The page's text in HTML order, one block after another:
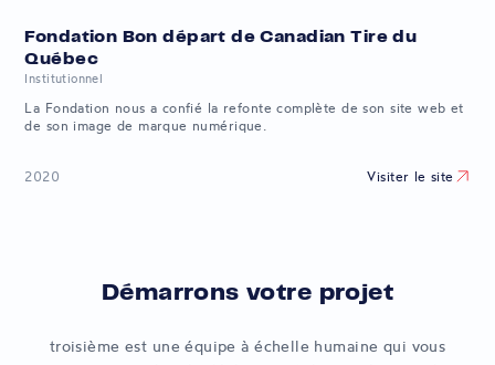
Fondation Bon départ de Canadian Tire du
Québec
Institutionnel
La Fondation nous a confié la refonte complète de son site web et
de son image de marque numérique.
2020 Visiter le site
Démarrons votre projet
troisième est une équipe à échelle humaine qui vous